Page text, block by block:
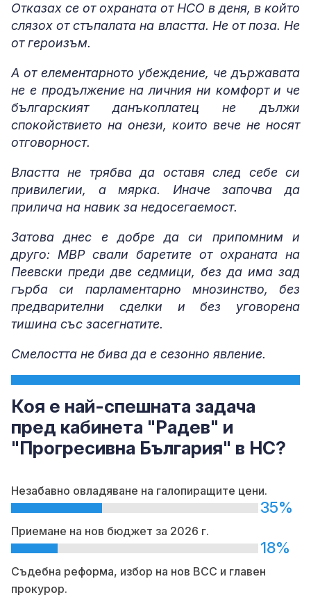
Отказах се от охраната от НСО в деня, в който
слязох от стъпалата на властта. Не от поза. Не
от героизъм.
А от елементарното убеждение, че държавата
не е продължение на личния ни комфорт и че
българският данъкоплатец не дължи
спокойствието на онези, които вече не носят
отговорност.
Властта не трябва да оставя след себе си
привилегии, а мярка. Иначе започва да
прилича на навик за недосегаемост.
Затова днес е добре да си припомним и
друго: МВР свали баретите от охраната на
Пеевски преди две седмици, без да има зад
гърба си парламентарно мнозинство, без
предварителни сделки и без уговорена
тишина със засегнатите.
Смелостта не бива да е сезонно явление.
Коя е най-спешната задача
пред кабинета "Радев" и
"Прогресивна България" в НС?
Незабавно овладяване на галопиращите цени.
35%
Приемане на нов бюджет за 2026 г.
18%
Съдебна реформа, избор на нов ВСС и главен
прокурор.